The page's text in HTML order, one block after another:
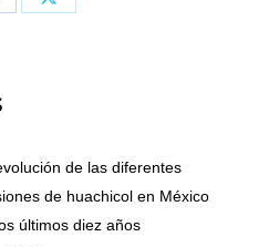
Share
de las diferentes
de huachicol en México
últimos diez años